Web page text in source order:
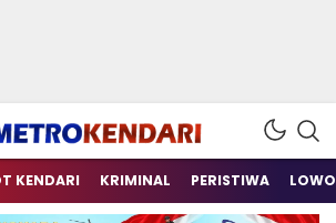
metrokendari
Terkini Sulawesi Tenggara
KENDARI KRIMINAL PERISTIWA